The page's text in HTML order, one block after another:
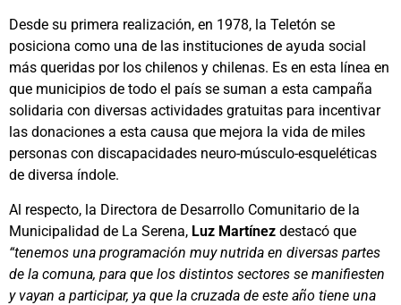
Desde su primera realización, en 1978, la Teletón se
posiciona como una de las instituciones de ayuda social
más queridas por los chilenos y chilenas. Es en esta línea en
que municipios de todo el país se suman a esta campaña
solidaria con diversas actividades gratuitas para incentivar
las donaciones a esta causa que mejora la vida de miles
personas con discapacidades neuro-músculo-esqueléticas
de diversa índole.
Al respecto, la Directora de Desarrollo Comunitario de la
Municipalidad de La Serena, Luz Martínez destacó que
“tenemos una programación muy nutrida en diversas partes
de la comuna, para que los distintos sectores se manifiesten
y vayan a participar, ya que la cruzada de este año tiene una